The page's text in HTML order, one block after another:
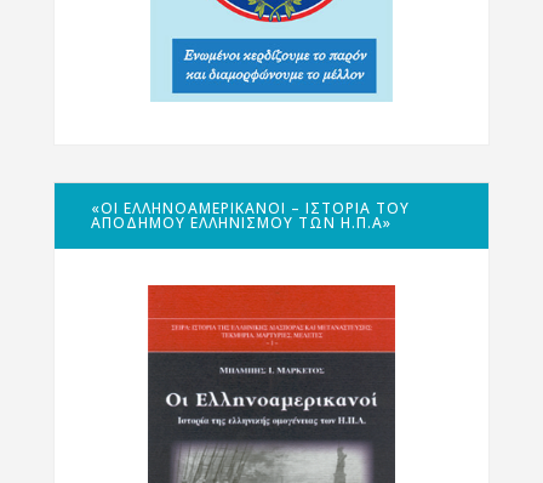
«ΟΙ ΕΛΛΗΝΟΑΜΕΡΙΚΑΝΟΊ – ΙΣΤΟΡΊΑ ΤΟΥ
ΑΠΌΔΗΜΟΥ ΕΛΛΗΝΙΣΜΟΎ ΤΩΝ Η.Π.Α»